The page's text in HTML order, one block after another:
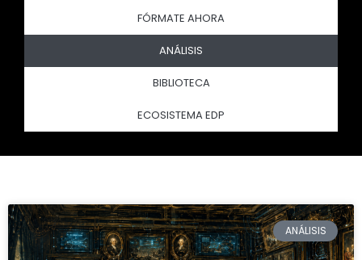
FÓRMATE AHORA
ANÁLISIS
BIBLIOTECA
ECOSISTEMA EDP
ANÁLISIS